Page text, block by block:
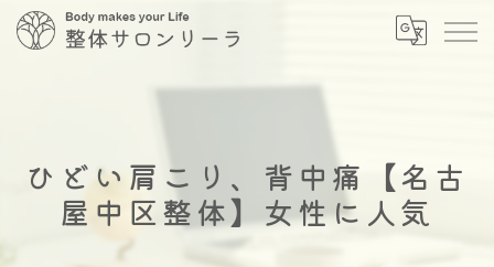
ひどい肩こり、背中痛【名古
屋中区整体】女性に人気